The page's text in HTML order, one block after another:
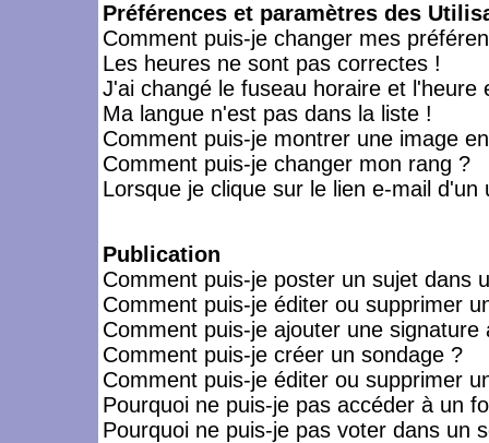
Préférences et paramètres des
Comment puis-je changer mes
Les heures ne sont pas correctes !
J'ai changé le fuseau horaire et l'heure
Ma langue n'est pas dans la liste !
Comment puis-je montrer une image
Comment puis-je changer mon rang ?
Lorsque je clique sur le lien e-mail
Publication
Comment puis-je poster un sujet dans
Comment puis-je éditer ou supprimer
Comment puis-je ajouter une signature
Comment puis-je créer un sondage ?
Comment puis-je éditer ou supprimer
Pourquoi ne puis-je pas accéder à un
Pourquoi ne puis-je pas voter dans un